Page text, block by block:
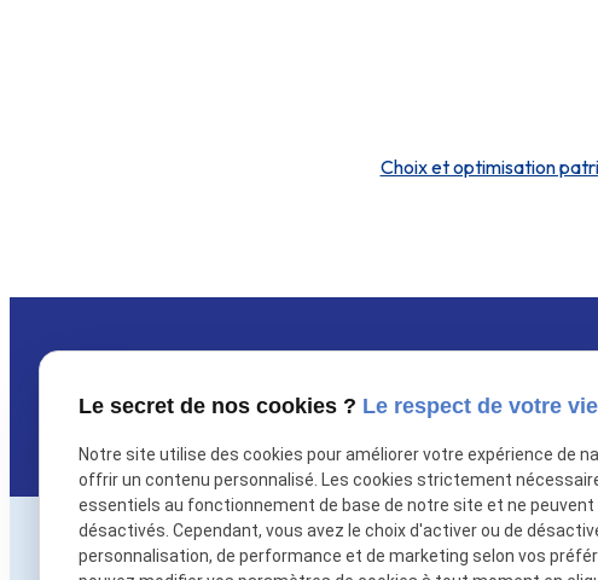
Choix et optimisation
Newsletter Inscrivez-vous à la newsletter
Le secret de nos cookies ? Le respect de votre
Notre site utilise des cookies pour améliorer votre expérience de
offrir un contenu personnalisé. Les cookies strictement
essentiels au fonctionnement de base de notre site et ne peuvent
désactivés. Cependant, vous avez le choix d'activer ou de
personnalisation, de performance et de marketing selon vos